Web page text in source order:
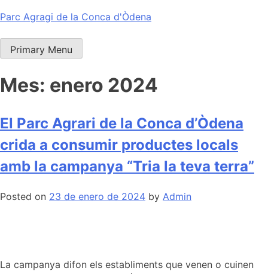
Skip
content
Parc Agragi de la Conca d'Òdena
Primary Menu
Mes: enero 2024
El Parc Agrari de la Conca d’Òdena
crida a consumir productes locals
amb la campanya “Tria la teva terra”
Posted on 23 de enero de 2024 by Admin
La campanya difon els establiments que venen o cuinen